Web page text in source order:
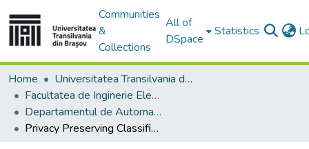
Communities
&
Collections
All of
DSpace
Statistics
Home
Universitatea Transilvania din Brasov
Facultatea de Inginerie Electrică și Știința Calculatoarelor
Departamentul de Automatică si Tehnologia Informatiei
Privacy Preserving Classification of EEG Data Using Machine Learning and Homomorphic Encryption